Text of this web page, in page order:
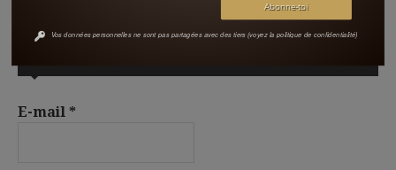
E-mail *
Vos données personnelles ne sont pas partagées avec des tiers (voyez la politique de confidentialité)